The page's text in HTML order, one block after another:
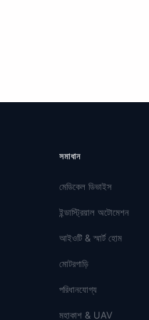
সমাধান
মেডিকেল ডিভাইস
ইন্ডাস্ট্রিয়াল অটোমেশন
আইওটি & স্মার্ট হোম
মোটরগাড়ি
পরিধানযোগ্য
মহাকাশ & UAV